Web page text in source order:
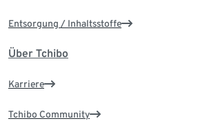
Entsorgung / Inhaltsstoffe
Über Tchibo
Karriere
Tchibo Community